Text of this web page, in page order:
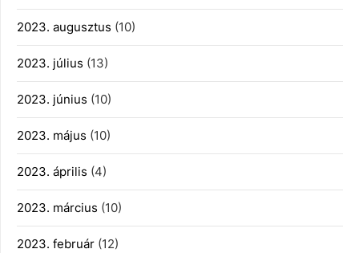
2023. augusztus (10)
2023. július (13)
2023. június (10)
2023. május (10)
2023. április (4)
2023. március (10)
2023. február (12)